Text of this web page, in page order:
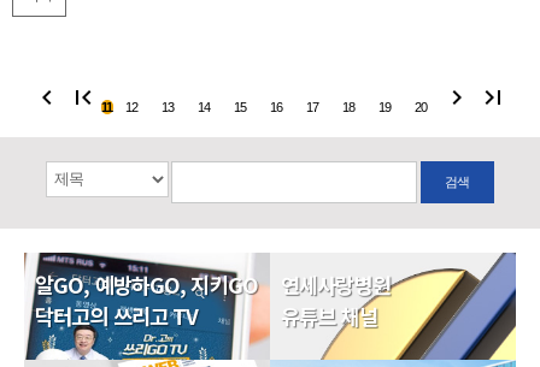
chevron_left first_page 11 12 13 14 15 16 17 18 19 20 chevron_right last_page
검색
알GO, 예방하GO, 지키GO
닥터고의 쓰리고 TV
연세사랑병원
유튜브 채널